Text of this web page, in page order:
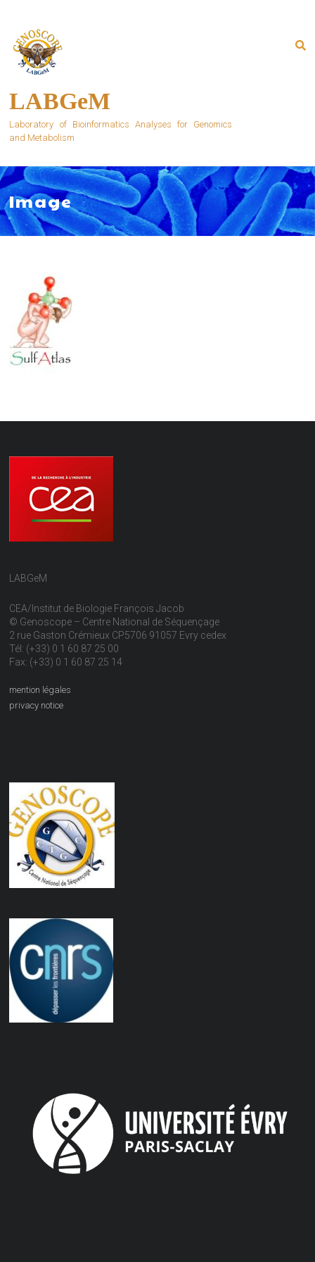
content
LABGeM
Laboratory of Bioinformatics Analyses for Genomics
and Metabolism
Image
LABGeM
CEA/Institut de Biologie François Jacob
© Genoscope – Centre National de Séquençage
2 rue Gaston Crémieux CP5706 91057 Evry cedex
Tél: (+33) 0 1 60 87 25 00
Fax: (+33) 0 1 60 87 25 14
mention légales
privacy notice